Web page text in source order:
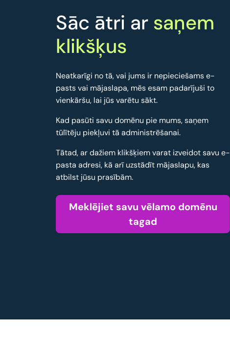
Sāc ātri ar saņem
klikšķus
Neatkarīgi no tā, vai jums ir nepieciešams e-
pasts vai mājaslapa, mēs esam padarījuši to
vienkāršu, lai jūs varētu sākt.
Kad pasūti savu domēnu pie mums, saņem
tūlītēju piekļuvi tā administrēšanai.
Tātad, ar dažiem klikšķiem varat izveidot savu e-
pasta adresi, kā arī uzstādīt mājaslapu, kas
atbilst jūsu prasībām.
Meklējiet savu vēlamo domēnu
tagad